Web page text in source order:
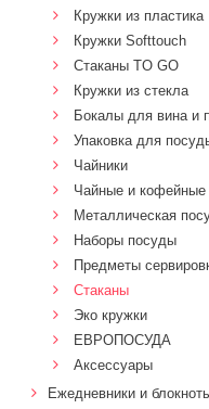
Кружки из пластика
Кружки Softtouch
Стаканы TO GO
Кружки из стекла
Бокалы для вина и
Упаковка для
Чайники
Чайные и кофейные
Металлическая
Наборы посуды
Предметы
Стаканы
Эко кружки
ЕВРОПОСУДА
Аксессуары
Ежедневники и